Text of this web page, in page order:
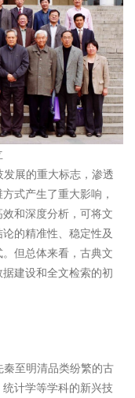
展的重大标志，渗透
式产生了重大影响，
和深度分析，可将文
的精准性、稳定性及
但总体来看，古典文
建设和全文检索的初
至明清品类纷繁的古
计学等学科的新兴技